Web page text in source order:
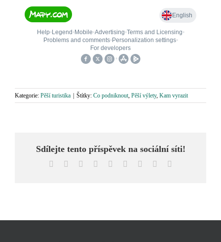
Kategorie: Pěší turistika Štítky: Co podniknout, Pěší výlety, Kam vyrazit
Sdílejte tento příspěvek na sociální síti!
Facebook Reddit LinkedInWhatsApp
TumblrPinterest